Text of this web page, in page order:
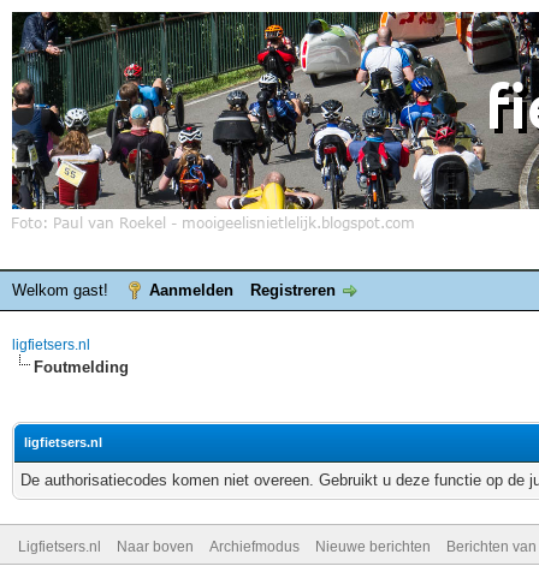
Welkom gast! Aanmelden Registreren
ligfietsers.nl
Foutmelding
ligfietsers.nl
De authorisatiecodes komen niet overeen. Gebruikt u deze functie op de
Ligfietsers.nl Naar boven Archiefmodus Nieuwe berichten Berichten